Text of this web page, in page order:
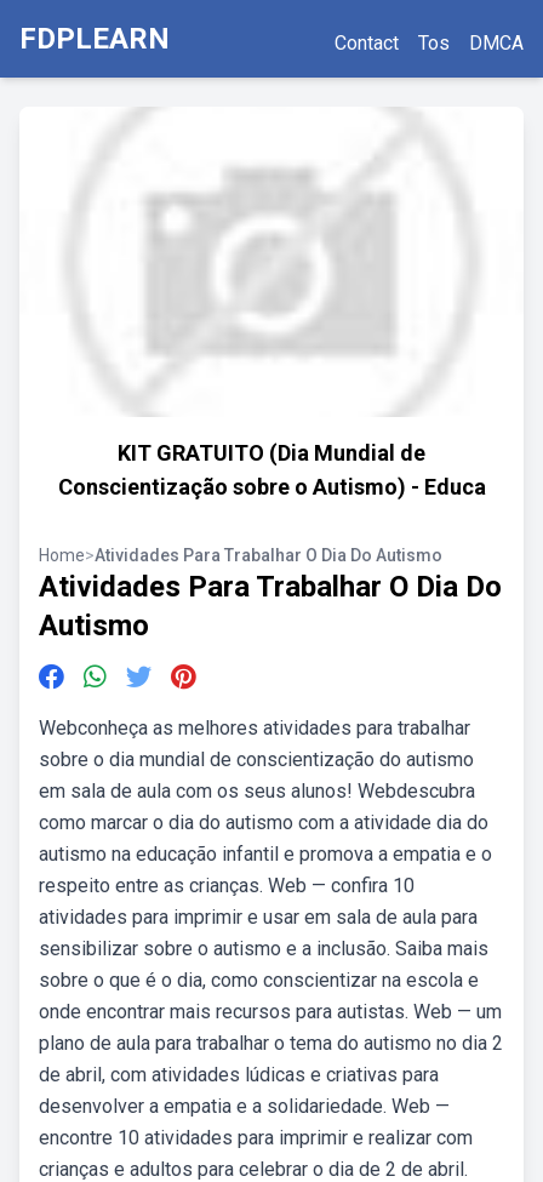
FDPLEARN Contact Tos DMCA
KIT GRATUITO (Dia Mundial de
Conscientização sobre o Autismo) - Educa
Home>Atividades Para Trabalhar O Dia Do Autismo
Atividades Para Trabalhar O Dia Do
Autismo
Webconheça as melhores atividades para trabalhar
sobre o dia mundial de conscientização do autismo
em sala de aula com os seus alunos! Webdescubra
como marcar o dia do autismo com a atividade dia do
autismo na educação infantil e promova a empatia e o
respeito entre as crianças. Web — confira 10
atividades para imprimir e usar em sala de aula para
sensibilizar sobre o autismo e a inclusão. Saiba mais
sobre o que é o dia, como conscientizar na escola e
onde encontrar mais recursos para autistas. Web — um
plano de aula para trabalhar o tema do autismo no dia 2
de abril, com atividades lúdicas e criativas para
desenvolver a empatia e a solidariedade. Web —
encontre 10 atividades para imprimir e realizar com
crianças e adultos para celebrar o dia de 2 de abril.